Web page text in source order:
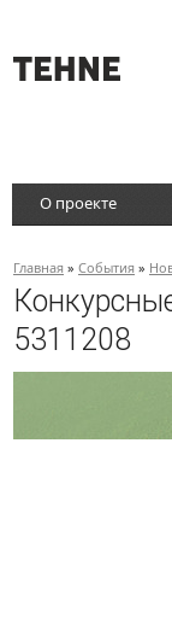
О проекте
Главная » События »
5311208